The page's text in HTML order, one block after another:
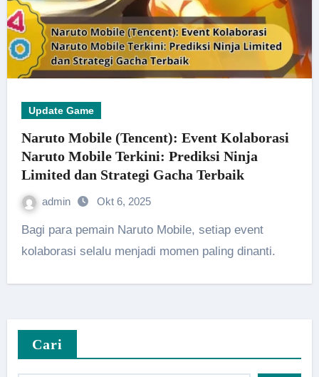
Update Game
Naruto Mobile (Tencent): Event Kolaborasi
Naruto Mobile Terkini: Prediksi Ninja
Limited dan Strategi Gacha Terbaik
admin Okt 6, 2025
Bagi para pemain Naruto Mobile, setiap event
kolaborasi selalu menjadi momen paling dinanti.
Cari